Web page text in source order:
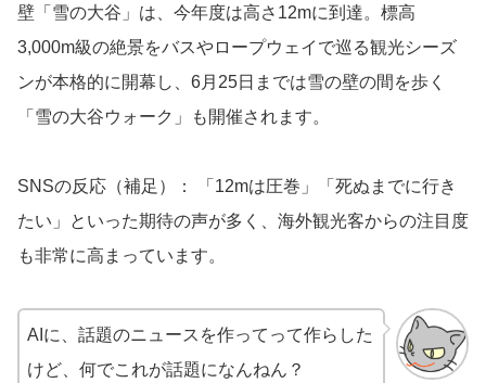
壁「雪の大谷」は、今年度は高さ12mに到達。標高
3,000m級の絶景をバスやロープウェイで巡る観光シーズ
ンが本格的に開幕し、6月25日までは雪の壁の間を歩く
「雪の大谷ウォーク」も開催されます。
SNSの反応（補足）： 「12mは圧巻」「死ぬまでに行き
たい」といった期待の声が多く、海外観光客からの注目度
も非常に高まっています。
AIに、話題のニュースを作ってって作らした
けど、何でこれが話題になんねん？